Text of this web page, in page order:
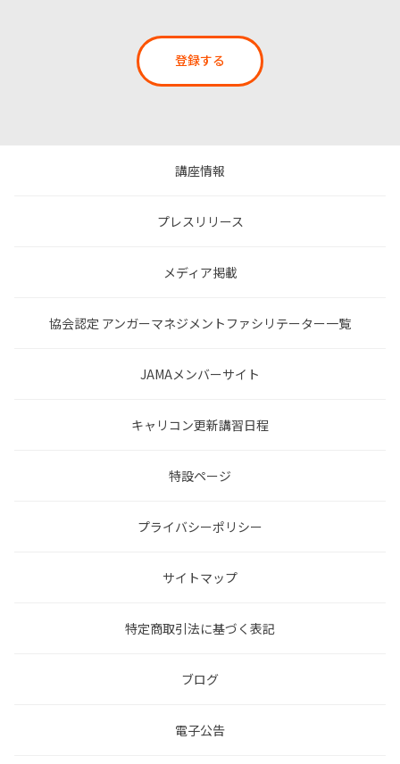
登録する
講座情報
プレスリリース
メディア掲載
協会認定 アンガーマネジメントファシリテーター一覧
JAMAメンバーサイト
キャリコン更新講習日程
特設ページ
プライバシーポリシー
サイトマップ
特定商取引法に基づく表記
ブログ
電子公告